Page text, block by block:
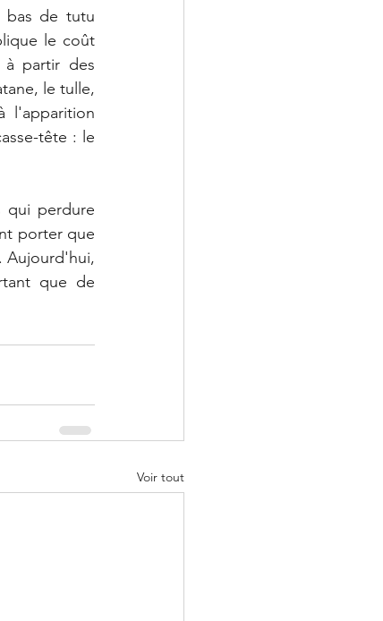
bas de tutu
le coût
à partir des
le tulle,
l'apparition
tête : le
qui perdure
porter que
Aujourd'hui,
que de
Voir tout